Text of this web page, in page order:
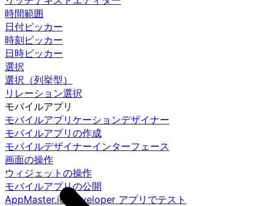
時間範囲
日付ピッカー
時刻ピッカー
日時ピッカー
選択
選択（列挙型）
リレーション選択
モバイルアプリ
モバイルアプリケーションデザイナー
モバイルアプリの作成
モバイルデザイナーインターフェース
画面の操作
ウィジェットの操作
モバイルアプリの公開
AppMaster.io Developer アプリでテスト